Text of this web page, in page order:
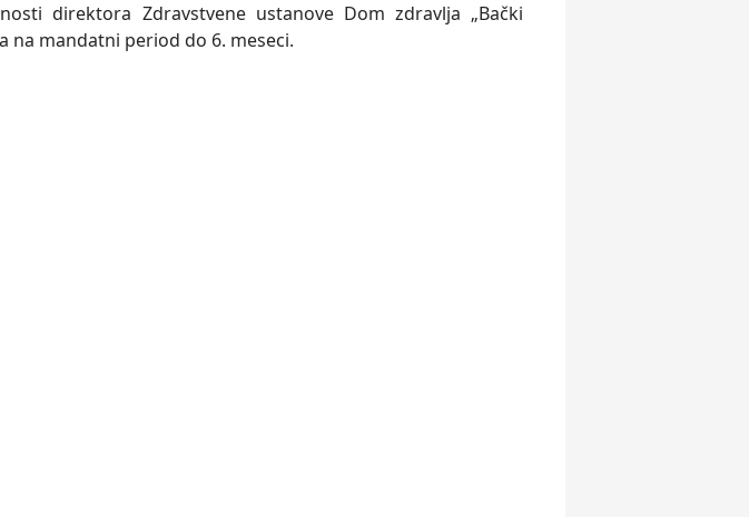
direktora Zdravstvene ustanove Dom zdravlja „Bački
na mandatni period do 6. meseci.